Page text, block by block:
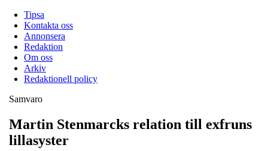
Tipsa
Kontakta oss
Annonsera
Redaktion
Om oss
Arkiv
Redaktionell policy
Samvaro
Martin Stenmarcks relation till exfruns
lillasyster